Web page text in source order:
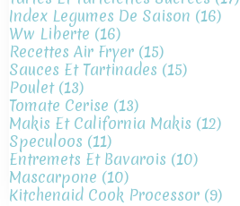
Index Legumes De Saison (16)
Ww Liberte (16)
Recettes Air Fryer (15)
Sauces Et Tartinades (15)
Poulet(13)
Tomate Cerise (13)
Makis Et California Makis (12)
Speculoos (11)
Entremets Et Bavarois (10)
Mascarpone (10)
Kitchenaid Cook Processor (9)